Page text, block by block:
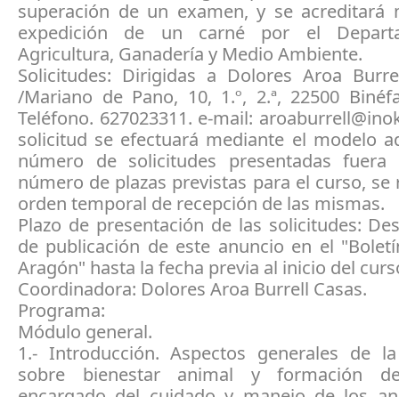
superación de un examen, y se acreditará
expedición de un carné por el
Agricultura, Ganadería y Medio Ambiente.
Solicitudes: Dirigidas a Dolores Aroa
/Mariano de Pano, 10, 1.º, 2.ª, 22500
Teléfono. 627023311. e-mail:
solicitud se efectuará mediante el modelo
número de solicitudes presentadas fuera
número de plazas previstas para el curso, se
orden temporal de recepción de las mismas.
Plazo de presentación de las solicitudes:
de publicación de este anuncio en el
Aragón" hasta la fecha previa al inicio del
Coordinadora: Dolores Aroa Burrell Casas.
Programa:
Módulo general.
1.- Introducción. Aspectos generales de
sobre bienestar animal y formación